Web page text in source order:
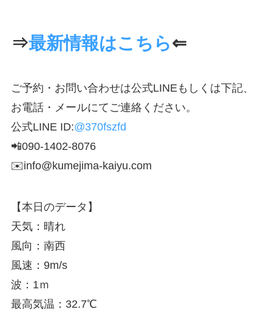
⇒最新情報はこちら⇐
ご予約・お問い合わせは公式LINEもしくは下記、
お電話・メールにてご連絡ください。
公式LINE ID:@370fszfd
📲090-1402-8076
✉️info@kumejima-kaiyu.com
【本日のデータ】
天気：晴れ
風向：南西
風速：9m/s
波：1ｍ
最高気温：32.7℃